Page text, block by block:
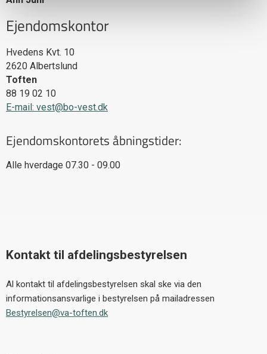
Ejendomskontor
Hvedens Kvt. 10
2620 Albertslund
Toften
88 19 02 10
E-mail: vest@bo-vest.dk
Ejendomskontorets åbningstider:
Alle hverdage 07.30 - 09.00
Kontakt til afdelingsbestyrelsen
Al kontakt til afdelingsbestyrelsen skal ske via den
informationsansvarlige i bestyrelsen på mailadressen
Bestyrelsen@va-toften.dk